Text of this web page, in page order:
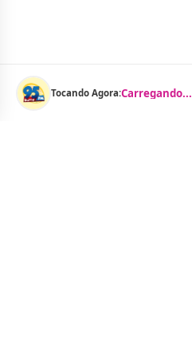
Tocando Agora:Carregando...